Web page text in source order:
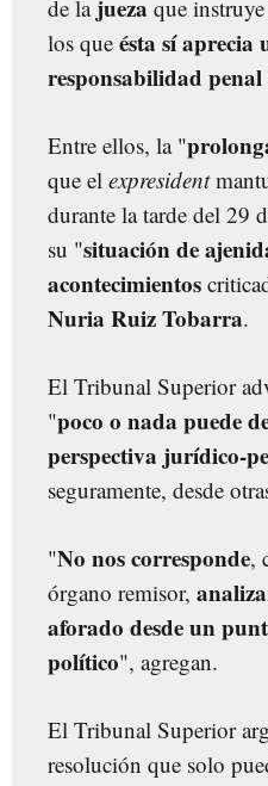
de la jueza que
los que ésta sí aprecia
responsabilidad penal
Entre ellos, la "
que el expresident
durante la tarde del 29
su "situación de
acontecimientos
Nuria Ruiz Tobarra.
El Tribunal Superior
"poco o nada puede
perspectiva jurídico-
seguramente, desde
"No nos corresponde,
órgano remisor,
aforado desde un
político", agregan.
El Tribunal Superior
resolución que solo